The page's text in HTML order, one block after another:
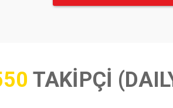
TAKİPÇİ